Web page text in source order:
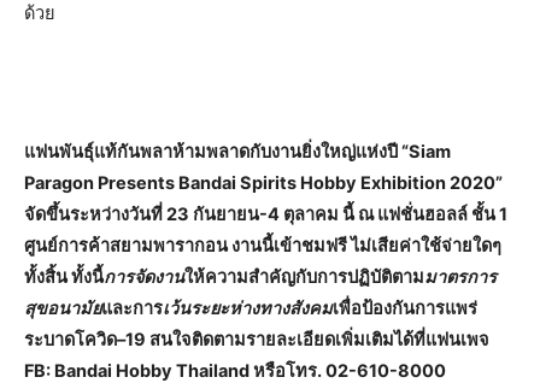
ด้วย
แฟนพันธุ์แท้กันพลาห้ามพลาดกับงานยิ่งใหญ่แห่งปี “Siam
Paragon Presents Bandai Spirits Hobby Exhibition 2020”
จัดขึ้นระหว่างวันที่ 23 กันยายน-4 ตุลาคม นี้ ณ แฟชั่นฮอลล์ ชั้น 1
ศูนย์การค้าสยามพารากอน งานนี้เข้าชมฟรี ไม่เสียค่าใช้จ่ายใดๆ
ทั้งสิ้น ทั้งนี้การจัดงานให้ความสำคัญกับการปฏิบัติตามมาตรการ
สุขอนามัยและการเว้นระยะห่างทางสังคมเพื่อป้องกันการแพร่
ระบาดโควิด–19 สนใจติดตามรายละเอียดเพิ่มเติมได้ที่แฟนเพจ
FB: Bandai Hobby Thailand หรือโทร. 02-610-8000